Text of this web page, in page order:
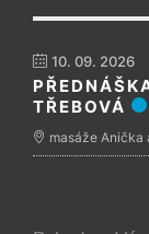
10. 09. 2026
TŘEBOVÁ
masáže Anička